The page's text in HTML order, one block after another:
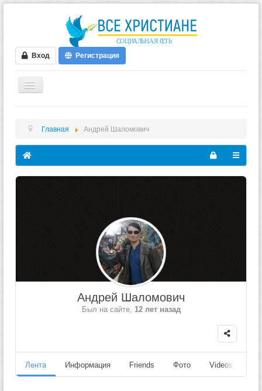
Вход Регистрация
ФОРУМ
ВИДЕО
БЛОГИ
Главная Андрей Шаломович
Андрей Шаломович
Был на сайте, 12 лет назад
Лента Информация Friends Фото Videos